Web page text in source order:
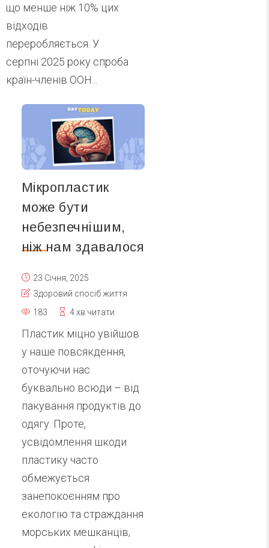
що менше ніж 10% цих
відходів
переробляється. У
серпні 2025 року спроба
країн-членів ООН...
Мікропластик
може бути
небезпечнішим,
ніж нам здавалося
23 Січня, 2025
Здоровий спосіб життя
183
4 хв читати
Пластик міцно увійшов
у наше повсякдення,
оточуючи нас
буквально всюди – від
пакування продуктів до
одягу. Проте,
усвідомлення шкоди
пластику часто
обмежується
занепокоєнням про
екологію та страждання
морських мешканців,